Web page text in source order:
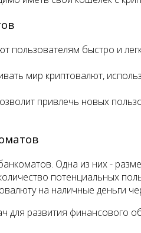
быстро и
мир криптовалют,
привлечь новых
Одна из них -
потенциальных
на наличные деньги
развития финансового